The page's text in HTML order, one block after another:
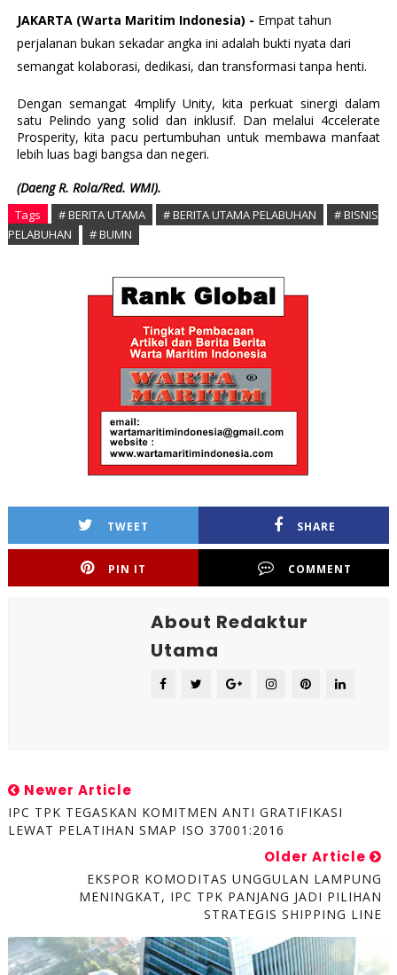
JAKARTA (Warta Maritim Indonesia) - Empat tahun
perjalanan bukan sekadar angka ini adalah bukti nyata dari
semangat kolaborasi, dedikasi, dan transformasi tanpa henti.
Dengan semangat 4mplify Unity, kita perkuat sinergi dalam
satu Pelindo yang solid dan inklusif. Dan melalui 4ccelerate
Prosperity, kita pacu pertumbuhan untuk membawa manfaat
lebih luas bagi bangsa dan negeri.
(Daeng R. Rola/Red. WMI).
Tags # BERITA UTAMA # BERITA UTAMA PELABUHAN
# BISNIS
PELABUHAN
# BUMN
TWEET SHARE
PIN IT COMMENT
About Redaktur
Utama
Newer Article
IPC TPK TEGASKAN KOMITMEN ANTI GRATIFIKASI
LEWAT PELATIHAN SMAP ISO 37001:2016
Older Article
EKSPOR KOMODITAS UNGGULAN LAMPUNG
MENINGKAT, IPC TPK PANJANG JADI PILIHAN
STRATEGIS SHIPPING LINE